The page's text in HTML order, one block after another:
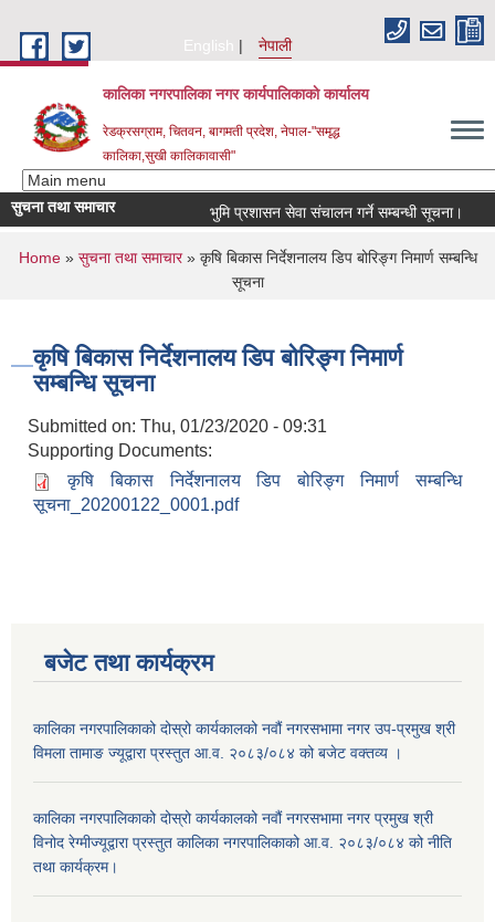
English
नेपाली
कालिका नगरपालिका नगर कार्यपालिकाकाे कार्यालय
रेडक्रसग्राम, चितवन, बागमती प्रदेश, नेपाल-"समृद्ध
कालिका,सुखी कालिकावासी"
सुचना तथा समाचार भुमि प्रशासन सेवा संचालन गर्ने सम्बन्धी सूचना।
You are here
Home» सुचना तथा समाचार» कृषि बिकास निर्देशनालय डिप बोरिङ्ग निमार्ण सम्बन्धि
सूचना
कृषि बिकास निर्देशनालय डिप बोरिङ्ग निमार्ण
सम्बन्धि सूचना
Submitted on: Thu, 01/23/2020 - 09:31
Supporting Documents:
कृषि बिकास निर्देशनालय डिप बोरिङ्ग निमार्ण सम्बन्धि
सूचना_20200122_0001.pdf
बजेट तथा कार्यक्रम
कालिका नगरपालिकाको दोस्रो कार्यकालको नवौं नगरसभामा नगर उप-प्रमुख श्री
विमला तामाङ ज्यूद्वारा प्रस्तुत आ.व. २०८३/०८४ को बजेट वक्तव्य ।
कालिका नगरपालिकाको दोस्रो कार्यकालको नवौं नगरसभामा नगर प्रमुख श्री
विनोद रेग्मीज्यूद्वारा प्रस्तुत कालिका नगरपालिकाको आ.व. २०८३/०८४ को नीति
तथा कार्यक्रम।